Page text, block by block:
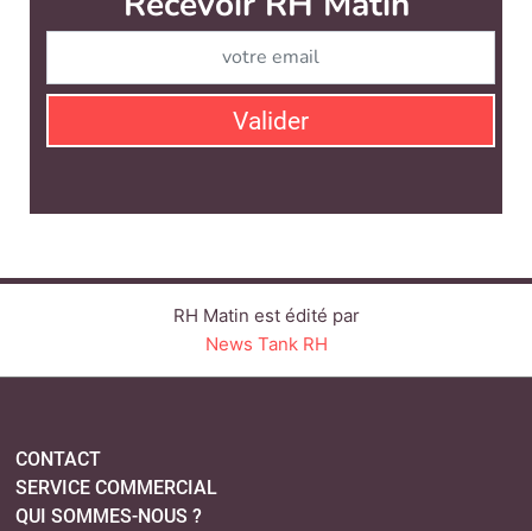
RH Matin est édité par
QUI SOMMES-NOUS ?
LINKEDINTWITTERFACEBOOK
MENTIONS LÉGALES
POLITIQUE DE CONFIDENTIALITÉ